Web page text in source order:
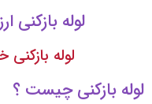
لوله بازکنی
لوله
لوله بازکنی چیست ؟